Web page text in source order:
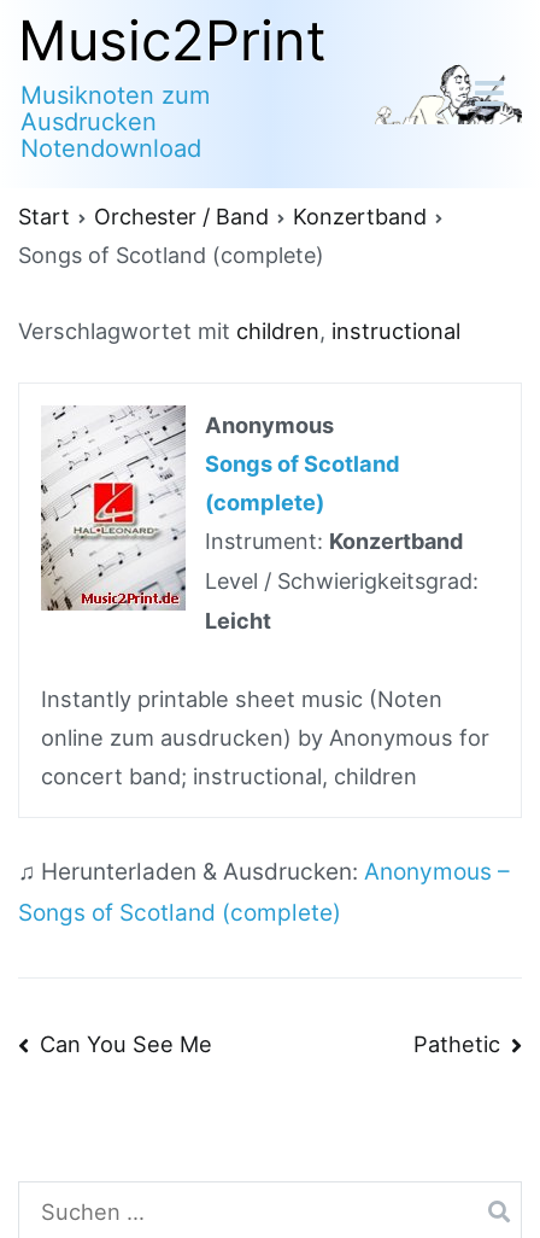
Zum
Inhalt
springen
Music2Print
Musiknoten zum
Ausdrucken
Notendownload
Start Orchester / Band
Konzertband
Songs of Scotland (complete)
Verschlagwortet mit children, instructional
Anonymous
Songs of Scotland
(complete)
Instrument: Konzertband
Level / Schwierigkeitsgrad:
Leicht
Instantly printable sheet music (Noten
online zum ausdrucken) by Anonymous for
concert band; instructional, children
♫ Herunterladen & Ausdrucken: Anonymous –
Songs of Scotland (complete)
Beitragsnavigation
Can You See Me Pathetic
Suchen